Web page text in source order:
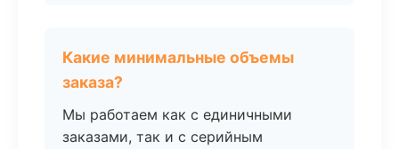
Какие минимальные объемы
заказа?
Мы работаем как с единичными
заказами, так и с серийным